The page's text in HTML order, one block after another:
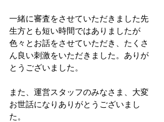
一緒に審査をさせていただきました先
生方とも短い時間ではありましたが
色々とお話をさせていただき、たくさ
ん良い刺激をいただきました。ありが
とうございました。
また、運営スタッフのみなさま、大変
お世話になりありがとうございまし
た。